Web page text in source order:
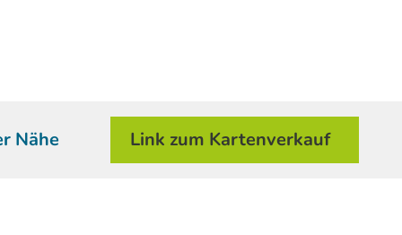
Nähe Link zum Kartenverkauf